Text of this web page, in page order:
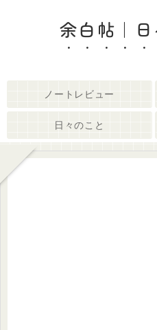
余白帖｜
ノートレビュー
日々のこと